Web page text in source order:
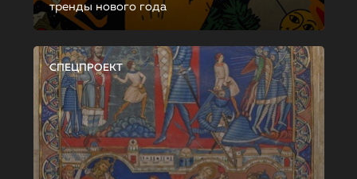
тренды нового года
СПЕЦПРОЕКТ